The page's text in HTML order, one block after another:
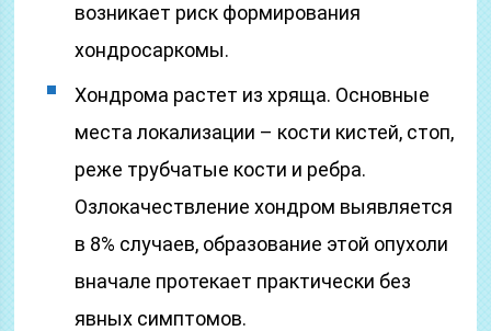
возникает риск формирования
хондросаркомы.
Хондрома растет из хряща. Основные
места локализации – кости кистей, стоп,
реже трубчатые кости и ребра.
Озлокачествление хондром выявляется
в 8% случаев, образование этой опухоли
вначале протекает практически без
явных симптомов.